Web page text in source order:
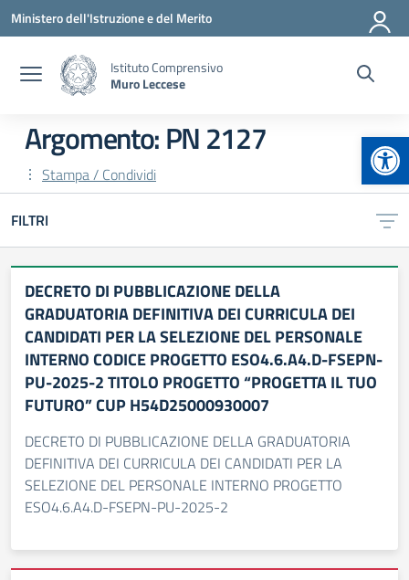
Vai ai contenuti
Vai al menu di navigazione
Vai al footer
Ministero dell'Istruzione e del Merito
Istituto Comprensivo
Muro Leccese
Argomento: PN 2127
Stampa / Condividi
FILTRI
DECRETO DI PUBBLICAZIONE DELLA
GRADUATORIA DEFINITIVA DEI CURRICULA DEI
CANDIDATI PER LA SELEZIONE DEL PERSONALE
INTERNO CODICE PROGETTO ESO4.6.A4.D-FSEPN-
PU-2025-2 TITOLO PROGETTO “PROGETTA IL TUO
FUTURO” CUP H54D25000930007
DECRETO DI PUBBLICAZIONE DELLA GRADUATORIA
DEFINITIVA DEI CURRICULA DEI CANDIDATI PER LA
SELEZIONE DEL PERSONALE INTERNO PROGETTO
ESO4.6.A4.D-FSEPN-PU-2025-2